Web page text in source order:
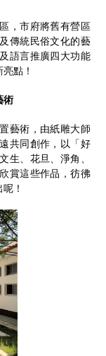
，市府將舊有營區
傳統民俗文化的藝
語言推廣四大功能
點！
術
藝術，由紙雕大師
共同創作，以「好
生、花旦、淨角、
賞這些作品，彷彿
！